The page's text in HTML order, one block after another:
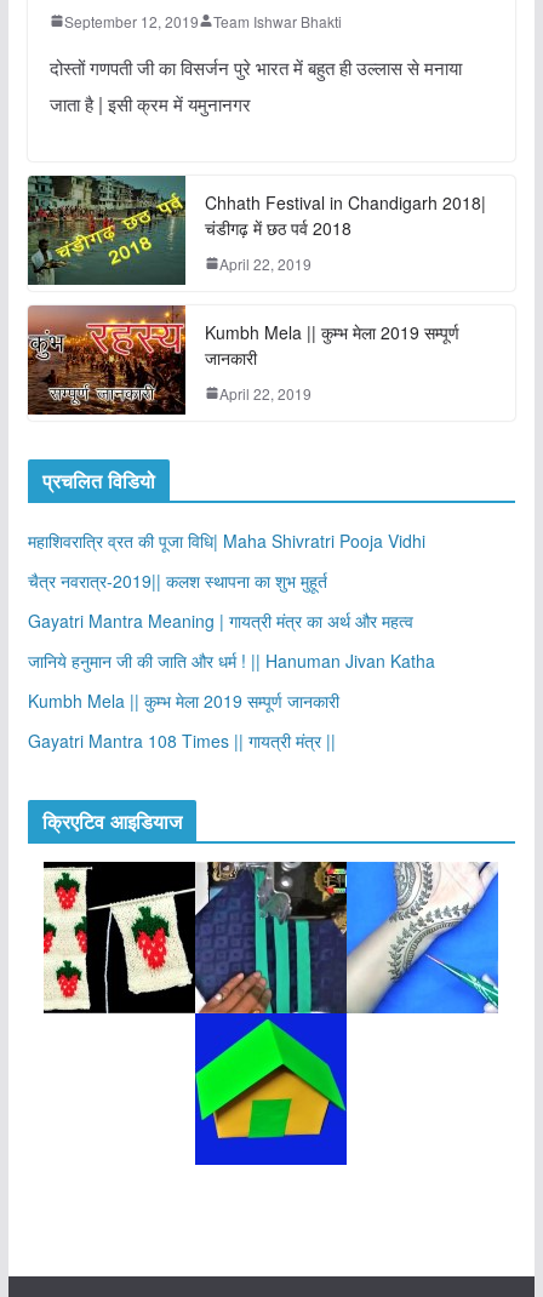
September 12, 2019 Team Ishwar Bhakti
दोस्तों गणपती जी का विसर्जन पुरे भारत में बहुत ही उल्लास से मनाया
जाता है | इसी क्रम में यमुनानगर
Chhath Festival in Chandigarh 2018|
चंडीगढ़ में छठ पर्व 2018
April 22, 2019
Kumbh Mela || कुम्भ मेला 2019 सम्पूर्ण
जानकारी
April 22, 2019
प्रचलित विडियो
महाशिवरात्रि व्रत की पूजा विधि| Maha Shivratri Pooja Vidhi
चैत्र नवरात्र-2019|| कलश स्थापना का शुभ मुहूर्त
Gayatri Mantra Meaning | गायत्री मंत्र का अर्थ और महत्व
जानिये हनुमान जी की जाति और धर्म ! || Hanuman Jivan Katha
Kumbh Mela || कुम्भ मेला 2019 सम्पूर्ण जानकारी
Gayatri Mantra 108 Times || गायत्री मंत्र ||
क्रिएटिव आइडियाज